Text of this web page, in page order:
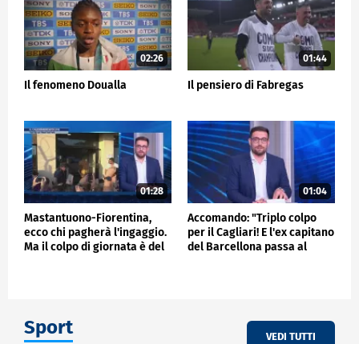
02:26
Il fenomeno Doualla
01:44
Il pensiero di Fabregas
01:28
Mastantuono-Fiorentina,
ecco chi pagherà l'ingaggio.
Ma il colpo di giornata è del
01:04
Accomando: "Triplo colpo
per il Cagliari! E l'ex capitano
del Barcellona passa al
Sport VEDI TUTTI